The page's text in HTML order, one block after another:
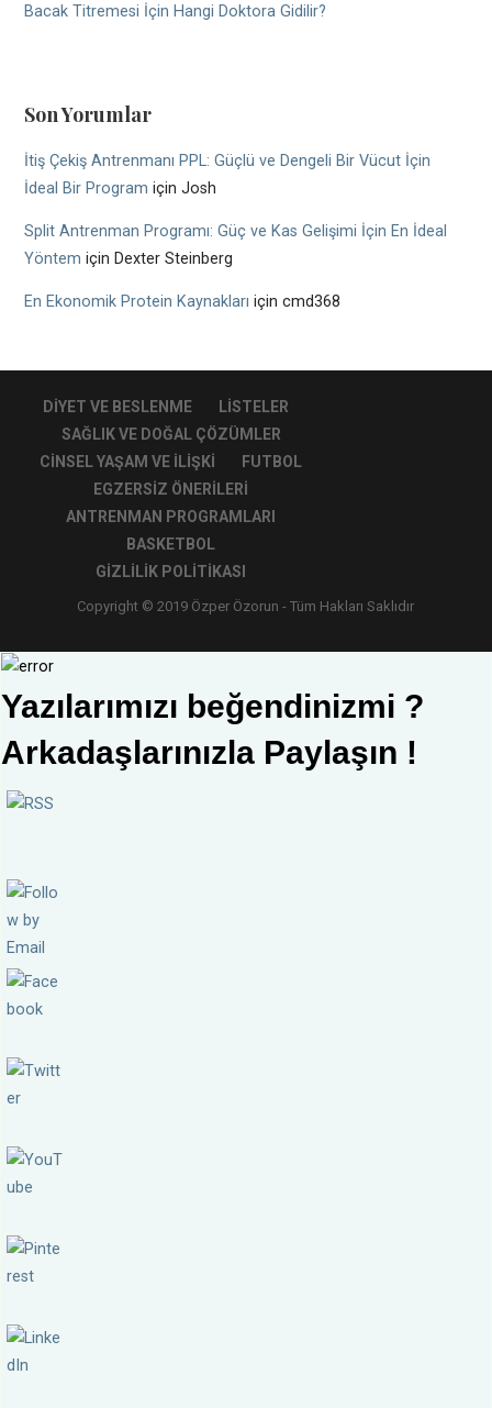
Bacak Titremesi İçin Hangi Doktora Gidilir?
Son Yorumlar
İtiş Çekiş Antrenmanı PPL: Güçlü ve Dengeli Bir Vücut İçin
İdeal Bir Program içinJosh
Split Antrenman Programı: Güç ve Kas Gelişimi İçin En İdeal
Yöntem için Dexter Steinberg
En Ekonomik Protein Kaynakları içincmd368
DIYET VE BESLENME
LISTELER
SAĞLIK VE DOĞAL ÇÖZÜMLER
CINSEL YAŞAM VE İLIŞKI
FUTBOL
EGZERSIZ ÖNERILERI
ANTRENMAN PROGRAMLARI
BASKETBOL
GIZLILIK POLITIKASI
Copyright © 2019 Özper Özorun - Tüm Hakları Saklıdır
Yazılarımızı beğendinizmi ?
Arkadaşlarınızla Paylaşın !